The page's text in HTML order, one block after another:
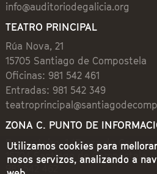
info@auditoriodegalicia.org
TEATRO PRINCIPAL
Rúa Nova, 21
15705 Santiago de Compostela
Oficinas: 981 542 461
Entradas: 981 542 349
ZONA C. PUNTO DE
Preguntoiro, 1 (Praza de
15704 Santiago de Compostela
981 542 462
Utilizamos cookies para
nosos servizos, analizando a